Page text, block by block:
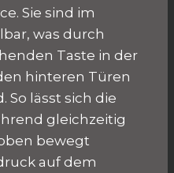
Sie sind im
was durch
Taste in der
hinteren Türen
So lässt sich die
gleichzeitig
bewegt
auf dem